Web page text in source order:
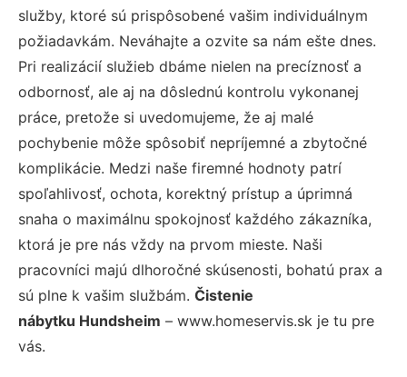
služby, ktoré sú prispôsobené vašim individuálnym
požiadavkám. Neváhajte a ozvite sa nám ešte dnes.
Pri realizácií služieb dbáme nielen na precíznosť a
odbornosť, ale aj na dôslednú kontrolu vykonanej
práce, pretože si uvedomujeme, že aj malé
pochybenie môže spôsobiť nepríjemné a zbytočné
komplikácie. Medzi naše firemné hodnoty patrí
spoľahlivosť, ochota, korektný prístup a úprimná
snaha o maximálnu spokojnosť každého zákazníka,
ktorá je pre nás vždy na prvom mieste. Naši
pracovníci majú dlhoročné skúsenosti, bohatú prax a
sú plne k vašim službám. Čistenie
nábytku Hundsheim – www.homeservis.sk je tu pre
vás.